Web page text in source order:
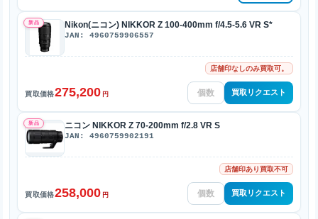
新品 Nikon(ニコン) NIKKOR Z 100-400mm f/4.5-5.6 VR S*
JAN: 4960759906557
店舗印なしのみ買取可。
買取価格275,200 円 買取リクエスト
新品 ニコン NIKKOR Z 70-200mm f/2.8 VR S
JAN: 4960759902191
店舗印あり買取不可
買取価格258,000 円 買取リクエスト